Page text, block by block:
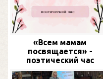
«Всем мамам
посвящается» -
поэтический час